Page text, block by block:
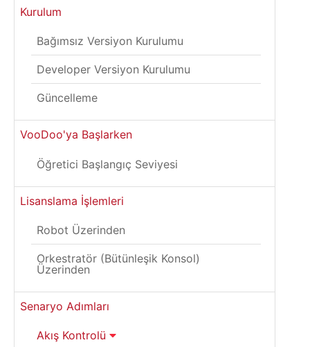
Kurulum
Bağımsız Versiyon Kurulumu
Developer Versiyon Kurulumu
Güncelleme
VooDoo'ya Başlarken
Öğretici Başlangıç Seviyesi
Lisanslama İşlemleri
Robot Üzerinden
Orkestratör (Bütünleşik Konsol)
Üzerinden
Senaryo Adımları
Akış Kontrolü